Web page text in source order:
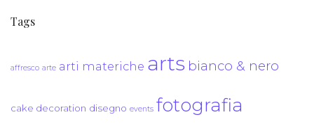
Tags
affresco arte arti materiche arts bianco & nero
cake decoration disegno events fotografia